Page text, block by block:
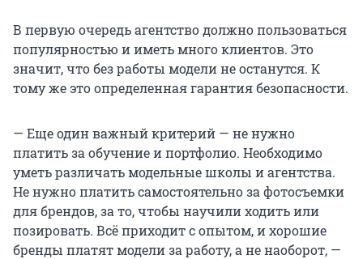
В первую очередь агентство должно пользоваться
популярностью и иметь много клиентов. Это
значит, что без работы модели не останутся. К
тому же это определенная гарантия безопасности.
— Еще один важный критерий — не нужно
платить за обучение и портфолио. Необходимо
уметь различать модельные школы и агентства.
Не нужно платить самостоятельно за фотосъемки
для брендов, за то, чтобы научили ходить или
позировать. Всё приходит с опытом, и хорошие
бренды платят модели за работу, а не наоборот, —